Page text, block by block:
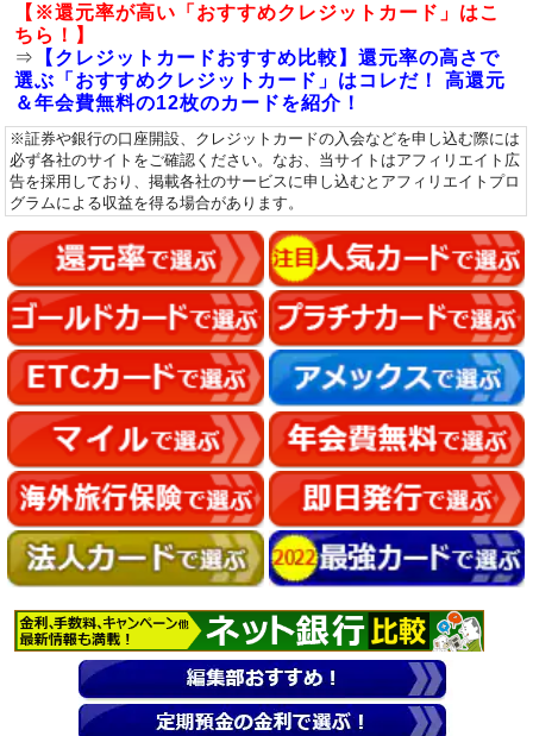
【※還元率が高い「おすすめクレジットカード」はこ
ちら！】
⇒
【クレジットカードおすすめ比較】還元率の高さで
選ぶ「おすすめクレジットカード」はコレだ！ 高還元
＆年会費無料の12枚のカードを紹介！
※証券や銀行の口座開設、クレジットカードの入会などを申し込む際には
必ず各社のサイトをご確認ください。なお、当サイトはアフィリエイト広
告を採用しており、掲載各社のサービスに申し込むとアフィリエイトプロ
グラムによる収益を得る場合があります。